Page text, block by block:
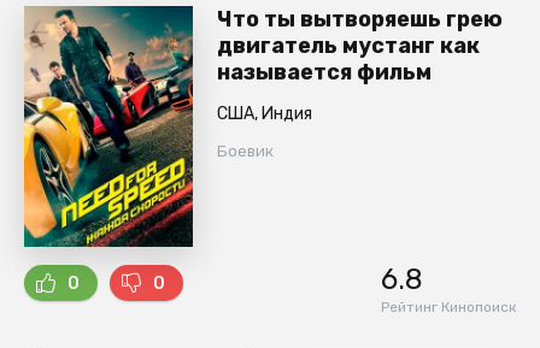
Что ты вытворяешь грею
двигатель мустанг как
называется фильм
США, Индия
Боевик
0 0 6.8
Рейтинг Кинопоиск